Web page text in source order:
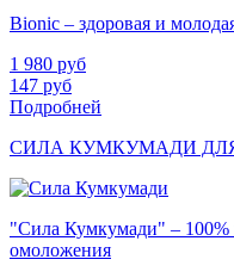
Bionic – здоровая и
1 980 руб
147 руб
Подробней
СИЛА КУМКУМАДИ
"Сила Кумкумади" – 100%
омоложения